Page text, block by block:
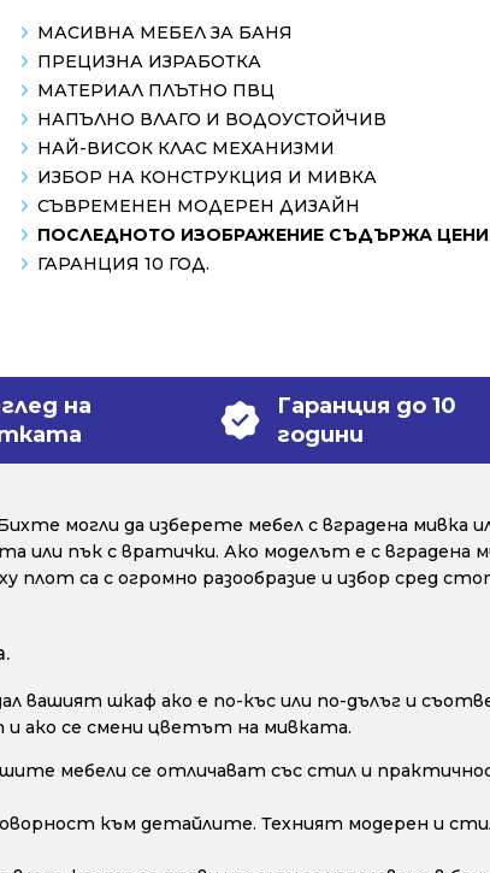
МАСИВНА МЕБЕЛ ЗА БАНЯ
ПРЕЦИЗНА ИЗРАБОТКА
МАТЕРИАЛ ПЛЪТНО ПВЦ
НАПЪЛНО ВЛАГО И ВОДОУСТОЙЧИВ
НАЙ-ВИСОК КЛАС МЕХАНИЗМИ
ИЗБОР НА КОНСТРУКЦИЯ И МИВКА
СЪВРЕМЕНЕН МОДЕРЕН ДИЗАЙН
ПОСЛЕДНОТО ИЗОБРАЖЕНИЕ СЪДЪРЖА
ГАРАНЦИЯ 10 ГОД.
на
Гаранция до 10
години
могли да изберете мебел с вградена мивка
или пък с вратички. Ако моделът е с вградена
са с огромно разообразие и избор сред
шкаф ако е по-къс или по-дълъг и
и ако се смени цветът на мивката.
мебели се отличават със стил и
към детайлите. Техният модерен и